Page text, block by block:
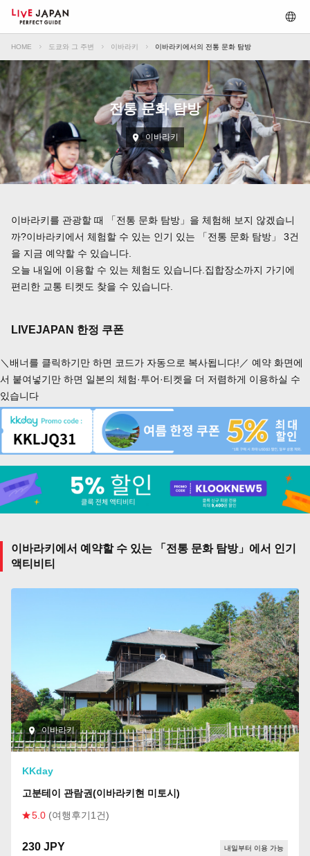
HOME 도쿄와 그 주변 이바라키 이바라키에서의 전통 문화 탐방
전통 문화 탐방
이바라키
이바라키를 관광할 때 「전통 문화 탐방」을 체험해 보지 않겠습니
까?이바라키에서 체험할 수 있는 인기 있는 「전통 문화 탐방」 3건
을 지금 예약할 수 있습니다.
오늘 내일에 이용할 수 있는 체험도 있습니다.집합장소까지 가기에
편리한 교통 티켓도 찾을 수 있습니다.
LIVEJAPAN 한정 쿠폰
＼배너를 클릭하기만 하면 코드가 자동으로 복사됩니다!／ 예약 화면에
서 붙여넣기만 하면 일본의 체험·투어·티켓을 더 저렴하게 이용하실 수
있습니다
이바라키에서 예약할 수 있는 「전통 문화 탐방」에서 인기
액티비티
이바라키
KKday
고분테이 관람권(이바라키현 미토시)
5.0 (여행후기1건)
230 JPY 내일부터 이용 가능